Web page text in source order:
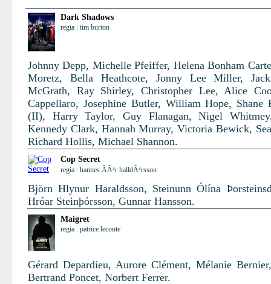
Dark Shadows
regia : tim burton
Johnny Depp, Michelle Pfeiffer, Helena Bonham
Moretz, Bella Heathcote, Jonny Lee Miller,
McGrath, Ray Shirley, Christopher Lee, Alice
Cappellaro, Josephine Butler, William Hope, Shane
(II), Harry Taylor, Guy Flanagan, Nigel
Kennedy Clark, Hannah Murray, Victoria Bewick,
Richard Hollis, Michael Shannon.
Cop Secret
regia : hannes ÃÃ³r halldÃ³rsson
Björn Hlynur Haraldsson, Steinunn Ólína
Hróar Steinþórsson, Gunnar Hansson.
Maigret
regia : patrice leconte
Gérard Depardieu, Aurore Clément, Mélanie
Bertrand Poncet, Norbert Ferrer.